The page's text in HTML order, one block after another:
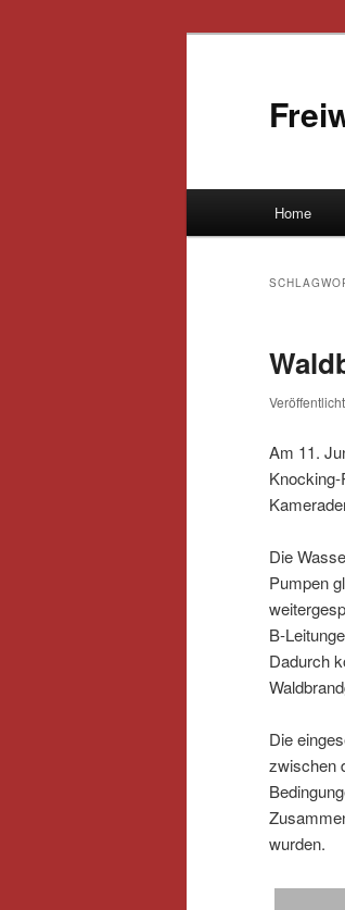
Zum
Zum
Home
Am 11.
Die
Pumpen
Dadurch
Die
zwischen
wurden.